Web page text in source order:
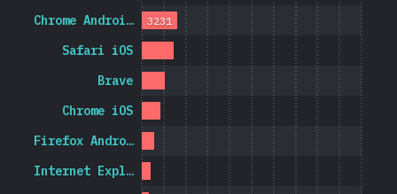
Internet Expl…
Firefox Andro…
Chrome iOS
Brave
Safari iOS
Chrome Androi… 3231